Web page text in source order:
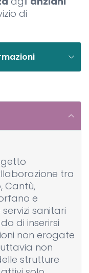
di
tra
Cantù,
e
sanitari
di inserirsi
non erogate
non
strutture